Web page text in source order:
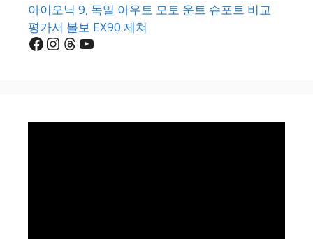
아이오닉 9, 독일 아우토 모토 운트 슈포트 비교
평가서 볼보 EX90 제쳐
Facebook
Instagram
Threads
YouTube